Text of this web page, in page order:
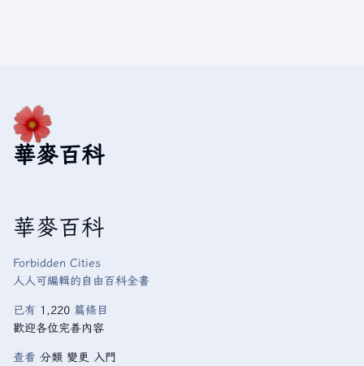
華麥百科
華麥百科
Forbidden Cities
人人可編輯的自由百科全書
已有 1,220 篇條目
歡迎各位完善內容
查看 分類 變更 入門